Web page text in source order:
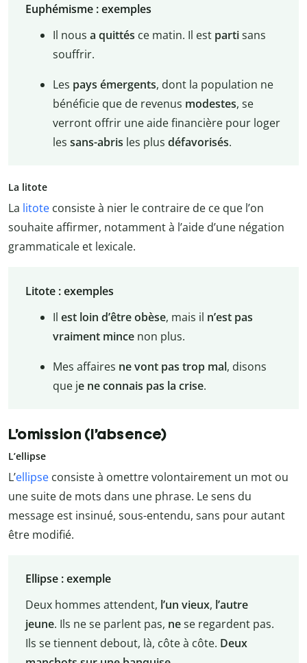
Euphémisme : exemples
Il nous a quittés ce matin. Il est partisans
souffrir.
Les pays émergents, dont la population ne
bénéficie que de revenus modestes, se
verront offrir une aide financière pour loger
les sans-abris les plus défavorisés.
La litote
La litote consiste à nier le contraire de ce que l’on
souhaite affirmer, notamment à l’aide d’une négation
grammaticale et lexicale.
Litote : exemples
Il est loin d’être obèse, mais il n’est pas
vraiment mince non plus.
Mes affaires ne vont pas trop mal, disons
que je ne connais pas la crise.
L’omission (l’absence)
L’ellipse
L’ellipse consiste à omettre volontairement un mot ou
une suite de mots dans une phrase. Le sens du
message est insinué, sous-entendu, sans pour autant
être modifié.
Ellipse : exemple
Deux hommes attendent, l’un vieux, l’autre
jeune. Ils ne se parlent pas, nese regardent pas.
Ils se tiennent debout, là, côte à côte. Deux